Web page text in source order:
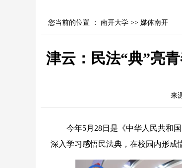
您当前的位置 ： 南开大学 >> 媒体南开
津云：民法“典”亮
来
今年5月28日是《中华人民共和国
深入学习感悟民法典，在校园内形成